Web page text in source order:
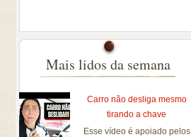
Mais lidos da semana
Carro não desliga mesmo
tirando a chave
Esse vídeo é apoiado pelos